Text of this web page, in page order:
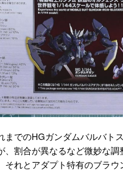
までのHGガンダムバルバト
、割合が異なるなど微妙な調
それとアダプト特有のブラウ